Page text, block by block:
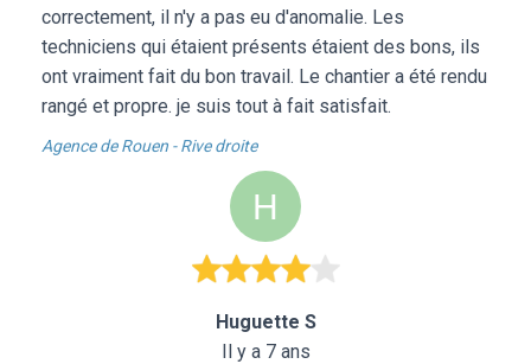
correctement, il n'y a pas eu d'anomalie. Les
techniciens qui étaient présents étaient des bons, ils
ont vraiment fait du bon travail. Le chantier a été rendu
rangé et propre. je suis tout à fait satisfait.
Agence de Rouen - Rive droite
Huguette S
Il y a 7 ans